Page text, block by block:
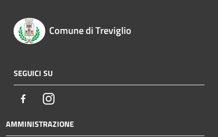
Comune di Treviglio
SEGUICI SU
FacebookInstagram
AMMINISTRAZIONE